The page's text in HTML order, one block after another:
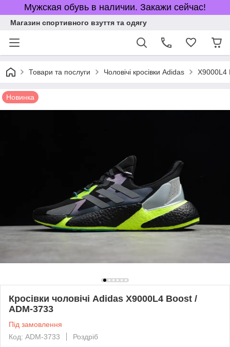
Мужская обувь в наличии. Закажи сейчас!
Магазин спортивного взуття та одягу
Товари та послуги Чоловічі кросівки Adidas X9000L4
Новинка
Кросівки чоловічі Adidas X9000L4 Boost /
ADM-3733
Під замовлення
Код: ADM-3733
Роздріб